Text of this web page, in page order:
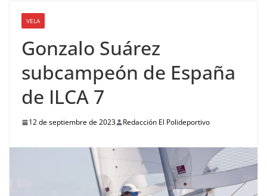
VELA
Gonzalo Suárez
subcampeón de España
de ILCA 7
12 de septiembre de 2023 Redacción El Polideportivo